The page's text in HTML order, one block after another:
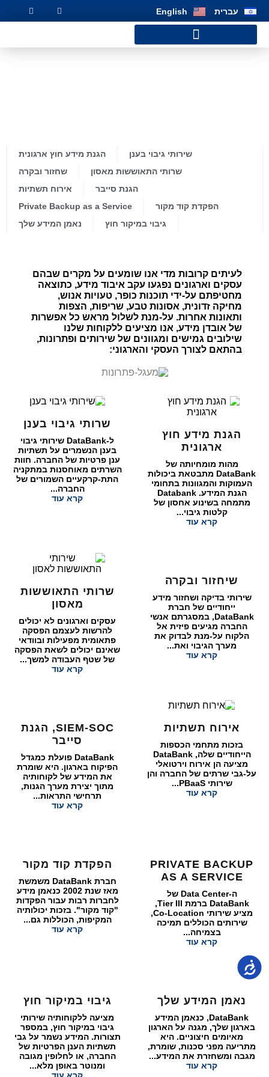
שִׂים
לֵב:
בְּאֲתָר
מֻפְעֶלֶת
נגישות
עברית English
הגנת מידע חוץ ארגונית
שירותי גיבוי בענן
שחזור ובקרה
שרותי התאוששות מאסון
אירוח תשתיות
הגנת סייבר
Private Backup as a Service
הפקדת קוד מקור
נאמן המידע שלך
גיבוי במיקור חוץ
לעיתים קרובות מדי אנו שומעים על מקרים שבהם
עסקים וארגונים נפגעו עקב איבוד מידע, כתוצאה
מחטיפתם על-ידי תוכנות כופר, טעויות אנוש,
מחיקה זדונית, אסונות טבע, שריפות, הצפות
ותאונות אחרות. על-מנת לשלול מראש כל אפשרות
של אובדן מידע, אנו מציעים ללקוחות שלנו
שילובים גמישים ומגוונים של שירותים ופתרונות,
בהתאם לצורך העסקי והארגוני:
הגנת מידע חוץ
ארגונית
מהות מומחיותה של
DataBank מתבטאת ביכולות
העמוקות והמגוונות בתחומי
הגנת המידע. Databank
מתמחה בשינוע אחסון של
קלטות גיבוי...
קרא עוד
שרותי גיבוי בענן
ל-DataBank שירותי גיבוי
בענן הנשמרים על תשתיות
ענן פרטיות של החברה. חוות
השרתים מאוחסנות במתקניה
התת-קרקעיים השמורים של
החברה...
קרא עוד
שיחזור ובקרה
שירותי בדיקה ושחזור מידע
ייחודיים של חברת
DataBank, במסגרתם אנשי
החברה מגיעים פיזית אל
הלקוח על-מנת לבדוק את
מערך הגיבוי ואת...
קרא עוד
שרותי התאוששות
מאסון
עסקים וארגונים לא יכולים
להרשות לעצמם הפסקה
פתאומית מפעילות ובוודאי
שאינם יכולים לשאת הפסקה
של שטף העבודה למשך...
קרא עוד
אירוח תשתיות
בזכות מתחמי הכספות
הייחודיים שלה, DataBank
מציעה הן אירוח וירטואלי
על-גבי שרתים של החברה והן
שירותי PBaaS...
קרא עוד
SIEM-SOC, הגנת
סייבר
DataBank פועלת כמגדל
הפיקוח בארגון. היא שומרת
את המידע של לקוחותיה
מתוך יצירת מערך הגנות,
תרחישי התראות...
קרא עוד
PRIVATE BACKUP
AS A SERVICE
ה-Data Center של
DataBank ברמת Tier III,
מציע שירותי Co-Location,
שירותים הכוללים תמיכה
בצמיחה...
קרא עוד
הפקדת קוד מקור
חברת DataBank משמשת
מאז שנת 2002 כנאמן מידע
לחברות רבות עבור הפקדות
"קוד מקור". בזכות יכולותיה
המקיפות, הכוללות גם...
קרא עוד
נאמן המידע שלך
DataBank, כנאמן המידע
בארגון שלך, מגנה על הארגון
מאיומים חיצוניים. היא
מתריעה מפני סכנות, שומרת,
מגבה ומשחזרת את המידע...
קרא עוד
גיבוי במיקור חוץ
מציעה ללקוחותיה שירותי
גיבוי במיקור חוץ, במספר
תצורות. המידע נשמר על גבי
תשתיות הענן הפרטיות של
החברה, או לחלופין מגובה
ומנוטר באופן מלא...